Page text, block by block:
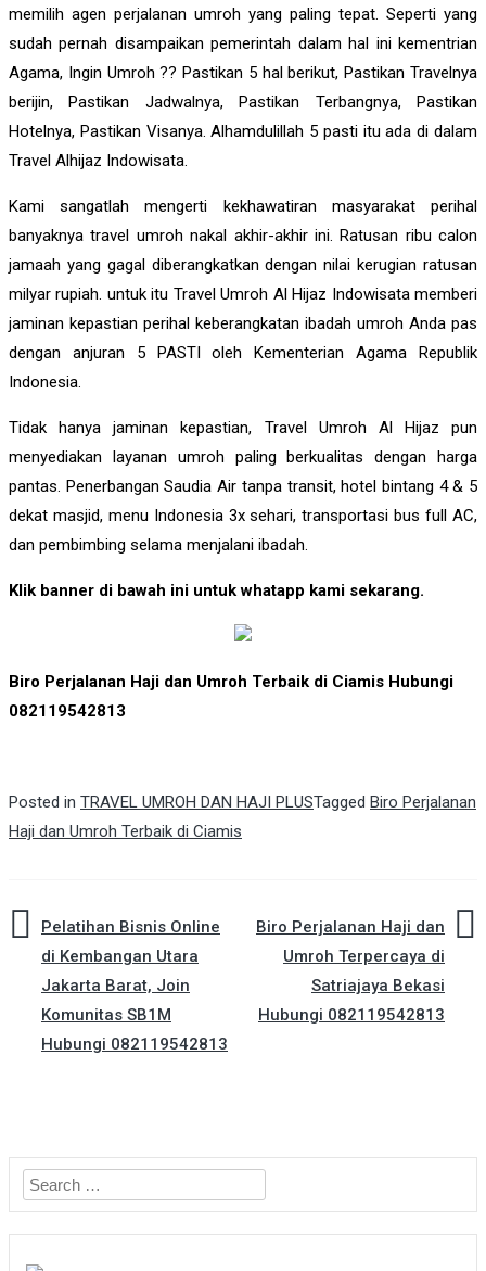
memilih agen perjalanan umroh yang paling tepat. Seperti yang
sudah pernah disampaikan pemerintah dalam hal ini kementrian
Agama, Ingin Umroh ?? Pastikan 5 hal berikut, Pastikan Travelnya
berijin, Pastikan Jadwalnya, Pastikan Terbangnya, Pastikan
Hotelnya, Pastikan Visanya. Alhamdulillah 5 pasti itu ada di dalam
Travel Alhijaz Indowisata.
Kami sangatlah mengerti kekhawatiran masyarakat perihal
banyaknya travel umroh nakal akhir-akhir ini. Ratusan ribu calon
jamaah yang gagal diberangkatkan dengan nilai kerugian ratusan
milyar rupiah. untuk itu Travel Umroh Al Hijaz Indowisata memberi
jaminan kepastian perihal keberangkatan ibadah umroh Anda pas
dengan anjuran 5 PASTI oleh Kementerian Agama Republik
Indonesia.
Tidak hanya jaminan kepastian, Travel Umroh Al Hijaz pun
menyediakan layanan umroh paling berkualitas dengan harga
pantas. Penerbangan Saudia Air tanpa transit, hotel bintang 4 & 5
dekat masjid, menu Indonesia 3x sehari, transportasi bus full AC,
dan pembimbing selama menjalani ibadah.
Klik banner di bawah ini untuk whatapp kami sekarang.
Biro Perjalanan Haji dan Umroh Terbaik di Ciamis Hubungi
082119542813
Posted in TRAVEL UMROH DAN HAJI PLUSTagged Biro Perjalanan
Haji dan Umroh Terbaik di Ciamis
Post
navigation
Pelatihan Bisnis Online
di Kembangan Utara
Jakarta Barat, Join
Komunitas SB1M
Hubungi 082119542813
Biro Perjalanan Haji dan
Umroh Terpercaya di
Satriajaya Bekasi
Hubungi 082119542813
Search
for: